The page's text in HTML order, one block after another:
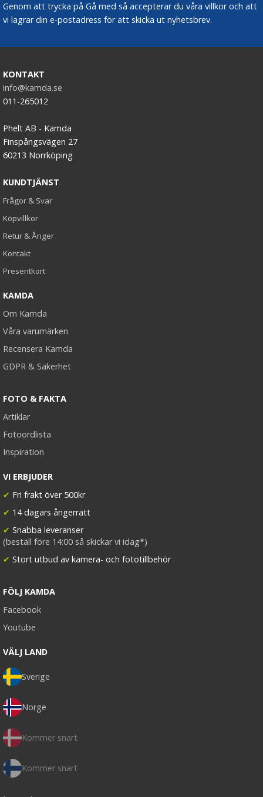
Genom att trycka på Gå med så accepterar du våra villkor och att
vi lagrar din e-postadress för att skicka ut nyhetsbrev.
KONTAKT
info@kamda.se
011-265012
Phelt AB - Kamda
Finspångsvägen 27
60213 Norrköping
KUNDTJÄNST
Frågor & Svar
Köpvillkor
Retur & Ånger
Kontakt
Presentkort
KAMDA
Om Kamda
Våra varumärken
Recensera Kamda
GDPR & Säkerhet
FOTO & FAKTA
Artiklar
Fotoordlista
Inspiration
VI ERBJUDER
✔ Fri frakt över 500kr
✔ 14 dagars ångerrätt
✔ Snabba leveranser
(beställ före 14:00 så skickar vi idag*)
✔ Stort utbud av kamera- och fototillbehör
FÖLJ KAMDA
Facebook
Youtube
VÄLJ LAND
Sverige
Norge
Kommer snart
Kommer snart